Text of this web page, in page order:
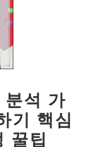
분석 가
기 핵심
꿀팁